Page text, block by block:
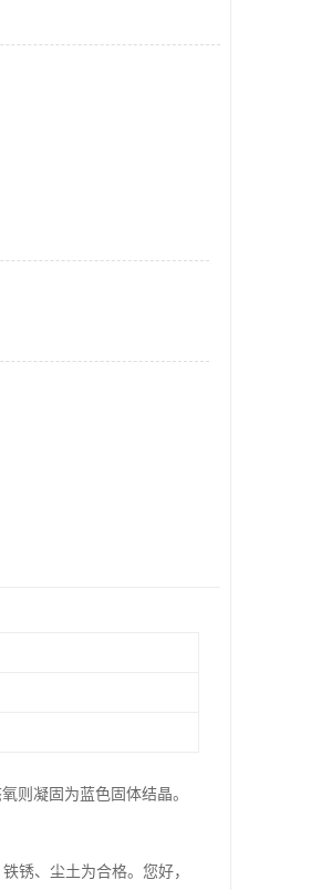
则凝固为蓝色固体结晶。
锈、尘土为合格。您好，